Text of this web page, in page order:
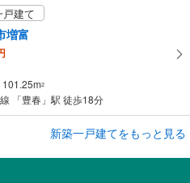
戸建て
増富
101.25m2
「豊春」駅 徒歩18分
蛭田
新築一戸建てをもっと見る